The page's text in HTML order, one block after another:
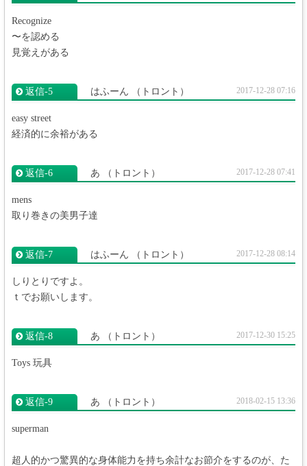
Recognize
〜を認める
見覚えがある
返信‐5 はふーん （トロント） 2017-12-28 07:16
easy street
経済的に余裕がある
返信‐6 あ （トロント） 2017-12-28 07:41
mens
取り巻きの美男子達
返信‐7 はふーん （トロント） 2017-12-28 08:14
しりとりですよ。
ｔでお願いします。
返信‐8 あ （トロント） 2017-12-30 15:25
Toys 玩具
返信‐9 あ （トロント） 2018-02-15 13:36
superman
超人的かつ驚異的な身体能力を持ち余計なお節介をするのが、た